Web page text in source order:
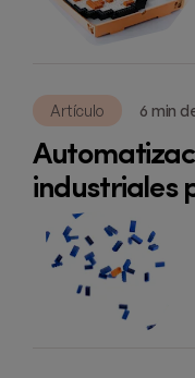
Artículo 6 min
industriales